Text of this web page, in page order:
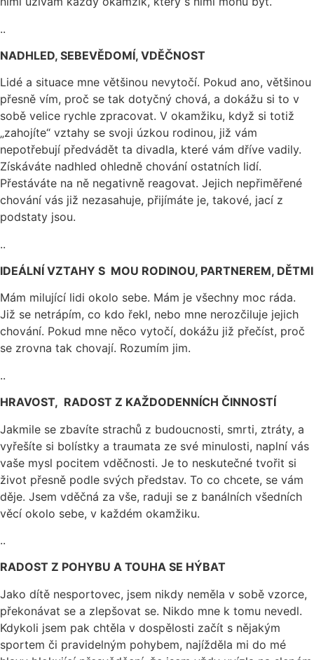
..
NADHLED, SEBEVĚDOMÍ, VDĚČNOST
Lidé a situace mne většinou nevytočí. Pokud ano, většinou
přesně vím, proč se tak dotyčný chová, a dokážu si to v
sobě velice rychle zpracovat. V okamžiku, když si totiž
„zahojíte“ vztahy se svoji úzkou rodinou, již vám
nepotřebují předvádět ta divadla, které vám dříve vadily.
Získáváte nadhled ohledně chování ostatních lidí.
Přestáváte na ně negativně reagovat. Jejich nepřiměřené
chování vás již nezasahuje, přijímáte je, takové, jací z
podstaty jsou.
..
IDEÁLNÍ VZTAHY S MOU RODINOU, PARTNEREM, DĚTMI
Mám milující lidi okolo sebe. Mám je všechny moc ráda.
Již se netrápím, co kdo řekl, nebo mne nerozčiluje jejich
chování. Pokud mne něco vytočí, dokážu již přečíst, proč
se zrovna tak chovají. Rozumím jim.
..
HRAVOST, RADOST Z KAŽDODENNÍCH ČINNOSTÍ
Jakmile se zbavíte strachů z budoucnosti, smrti, ztráty, a
vyřešíte si bolístky a traumata ze své minulosti, naplní vás
vaše mysl pocitem vděčnosti. Je to neskutečné tvořit si
život přesně podle svých představ. To co chcete, se vám
děje. Jsem vděčná za vše, raduji se z banálních všedních
věcí okolo sebe, v každém okamžiku.
..
RADOST Z POHYBU A TOUHA SE HÝBAT
Jako dítě nesportovec, jsem nikdy neměla v sobě vzorce,
překonávat se a zlepšovat se. Nikdo mne k tomu nevedl.
Kdykoli jsem pak chtěla v dospělosti začít s nějakým
sportem či pravidelným pohybem, najížděla mi do mé